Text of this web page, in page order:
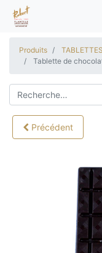
Produits
TABLETTES
Tablette de
Précédent